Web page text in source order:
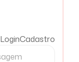
LoginCadastro